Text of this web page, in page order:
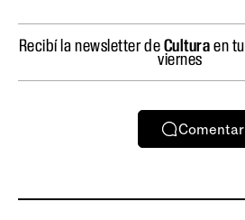
Recibí la newsletter deCulturaen
viernes
Comentar